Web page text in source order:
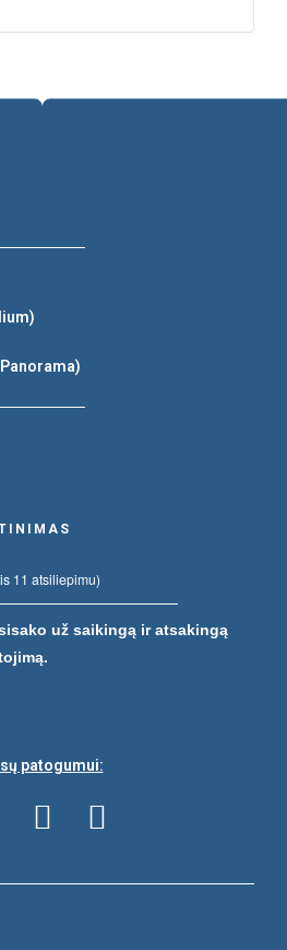
Panorama)
11 atsiliepimu)
už saikingą ir atsakingą
patogumui: